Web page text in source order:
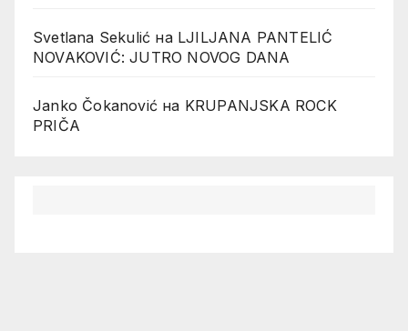
Svetlana Sekulić на LJILJANA PANTELIĆ
NOVAKOVIĆ: JUTRO NOVOG DANA
Janko Čokanović на KRUPANJSKA ROCK
PRIČA